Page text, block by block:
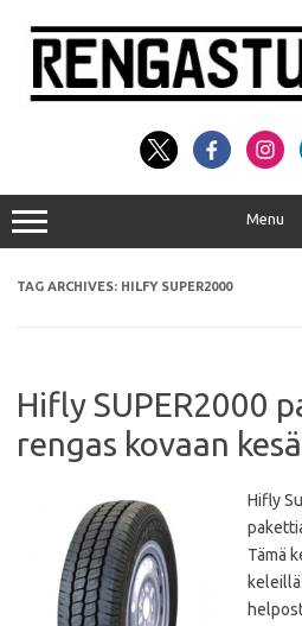
content
Menu
TAG ARCHIVES: HILFY SUPER2000
Hifly SUPER2000
rengas kovaan
Hifly
Tämä